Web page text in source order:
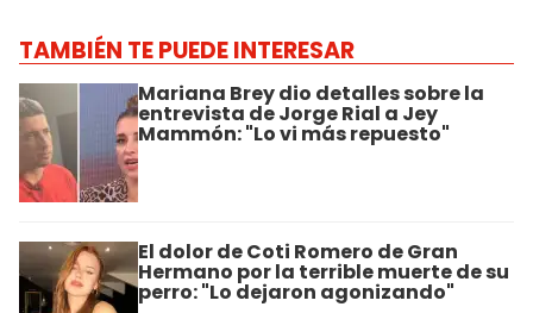
TAMBIÉN TE PUEDE INTERESAR
Mariana Brey dio detalles sobre la
entrevista de Jorge Rial a Jey
Mammón: "Lo vi más repuesto"
El dolor de Coti Romero de Gran
Hermano por la terrible muerte de su
perro: "Lo dejaron agonizando"